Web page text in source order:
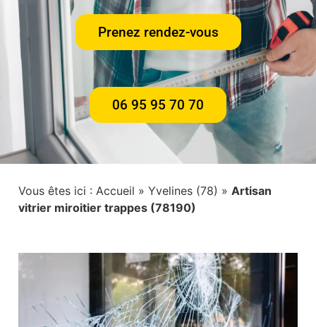
Prenez rendez-vous
06 95 95 70 70
Vous êtes ici : Accueil » Yvelines (78) » Artisan
vitrier miroitier trappes (78190)